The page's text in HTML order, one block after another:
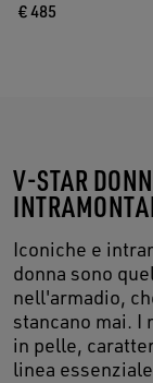
€ 485
V-STAR
Iconiche e
donna sono
nell'armadio,
stancano mai. I
in pelle,
linea